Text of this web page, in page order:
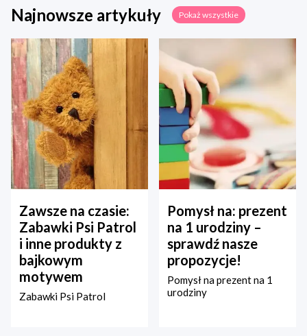
Najnowsze artykuły Pokaż wszystkie
Zawsze na czasie:
Zabawki Psi Patrol
i inne produkty z
bajkowym
motywem
Zabawki Psi Patrol
Pomysł na: prezent
na 1 urodziny –
sprawdź nasze
propozycje!
Pomysł na prezent na 1
urodziny